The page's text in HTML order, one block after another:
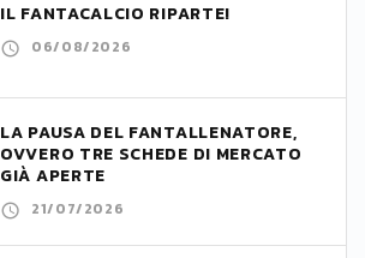
IL FANTACALCIO RIPARTE!
06/08/2026
LA PAUSA DEL FANTALLENATORE,
OVVERO TRE SCHEDE DI MERCATO
GIÀ APERTE
21/07/2026